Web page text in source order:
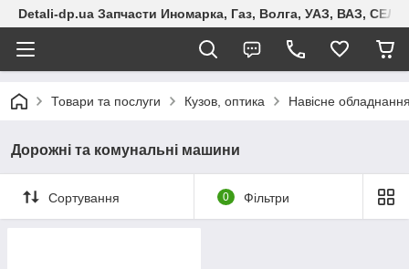
Detali-dp.ua Запчасти Иномарка, Газ, Волга, УАЗ, ВАЗ,
Товари та послуги Кузов, оптика Навісне
Дорожні та комунальні машини
Сортування 0 Фільтри